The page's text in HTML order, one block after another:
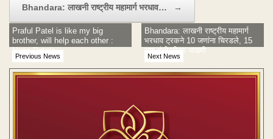
Bhandara: लाखनी राष्ट्रीय महामार्ग भरधाव… →
Previous News
Praful Patel is like my big
brother, will help each other :
Nana Patole
Next News
Bhandara: लाखनी राष्ट्रीय महामार्ग
भरधाव ट्रकने 10 जणांना चिरडले, 15
जण गंभीररीत्या जखमी